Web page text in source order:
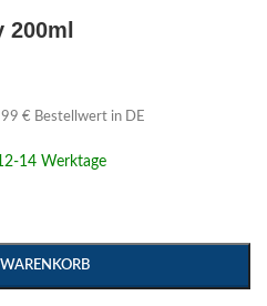
200ml
99 € Bestellwert in DE
14 Werktage
WARENKORB